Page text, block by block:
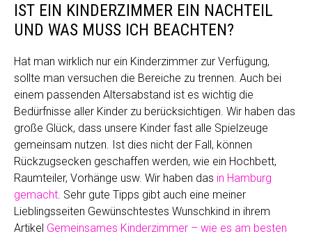
IST EIN KINDERZIMMER EIN NACHTEIL
UND WAS MUSS ICH BEACHTEN?
Hat man wirklich nur ein Kinderzimmer zur Verfügung,
sollte man versuchen die Bereiche zu trennen. Auch bei
einem passenden Altersabstand ist es wichtig die
Bedürfnisse aller Kinder zu berücksichtigen. Wir haben das
große Glück, dass unsere Kinder fast alle Spielzeuge
gemeinsam nutzen. Ist dies nicht der Fall, können
Rückzugsecken geschaffen werden, wie ein Hochbett,
Raumteiler, Vorhänge usw. Wir haben das in Hamburg
gemacht. Sehr gute Tipps gibt auch eine meiner
Lieblingsseiten Gewünschtestes Wunschkind in ihrem
Artikel Gemeinsames Kinderzimmer – wie es am besten